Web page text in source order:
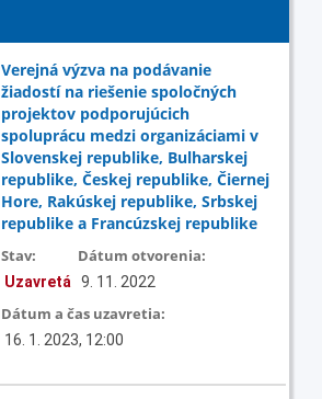
Verejná výzva na podávanie
žiadostí na riešenie spoločných
projektov podporujúcich
spoluprácu medzi organizáciami v
Slovenskej republike, Bulharskej
republike, Českej republike, Čiernej
Hore, Rakúskej republike, Srbskej
republike a Francúzskej republike
Stav:
Uzavretá
Dátum otvorenia:
9. 11. 2022
Dátum a čas uzavretia:
16. 1. 2023, 12:00